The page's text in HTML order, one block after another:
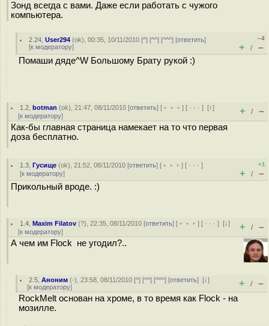
Зонд всегда с вами. Даже если работать с чужого
компьютера.
2.24 ,User294 (ok), 00:35, 10/11/2010 [^] [^^] [^^^] [ответить]
[к модератору]
–4
+ / –
Помаши дяде^W Большому Брату рукой :)
1.2 ,botman (ok), 21:47, 08/11/2010 [ответить] [ ﹢﹢﹢] [ · · ·][↑]
[к модератору] + / –
Как-бы главная страница намекает на то что первая
доза бесплатно.
1.3 ,Гусище (ok), 21:52, 08/11/2010 [ответить] [ ﹢﹢﹢] [ · · ·]
[к модератору]
+1
+ / –
Прикольный вроде. :)
1.4 ,Maxim Filatov (?), 22:35, 08/11/2010 [ответить] [ ﹢﹢﹢] [ · · ·][↓]
[к модератору] + / –
А чем им Flock не угодил?..
2.5 ,Аноним (-), 23:58, 08/11/2010 [^] [^^] [^^^] [ответить][↓]
[к модератору] + / –
RockMelt основан на хроме, в то время как Flock - на
мозилле.